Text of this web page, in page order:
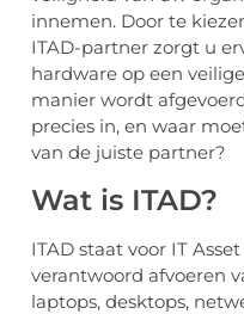
innemen. Door te
ITAD-partner zorgt u
hardware op een
manier wordt
precies in, en waar
van de juiste partner?
Wat is ITAD?
ITAD staat voor IT
verantwoord afvoeren
laptops, desktops,